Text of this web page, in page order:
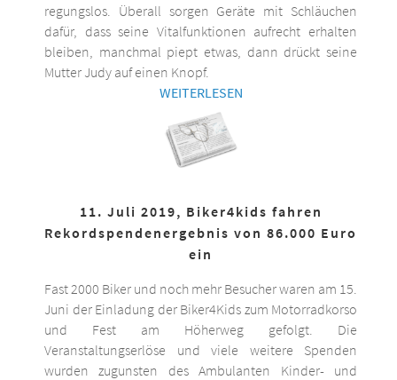
regungslos. Überall sorgen Geräte mit Schläuchen
dafür, dass seine Vitalfunktionen aufrecht erhalten
bleiben, manchmal piept etwas, dann drückt seine
Mutter Judy auf einen Knopf.
WEITERLESEN
11. Juli 2019, Biker4kids fahren
Rekordspendenergebnis von 86.000 Euro
ein
Fast 2000 Biker und noch mehr Besucher waren am 15.
Juni der Einladung der Biker4Kids zum Motorradkorso
und Fest am Höherweg gefolgt. Die
Veranstaltungserlöse und viele weitere Spenden
wurden zugunsten des Ambulanten Kinder- und